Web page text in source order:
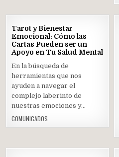
2025
Posted
in
Tarot y Bienestar
Emocional: Cómo las
Cartas Pueden ser un
Apoyo en Tu Salud Mental
En la búsqueda de
herramientas que nos
ayuden a navegar el
complejo laberinto de
nuestras emociones y…
COMUNICADOS